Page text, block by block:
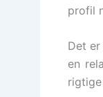
profil
Det
en